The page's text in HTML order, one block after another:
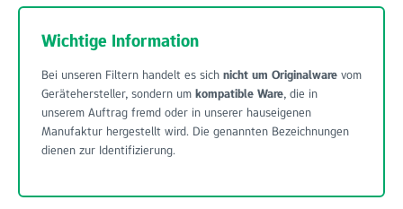
Wichtige Information
Bei unseren Filtern handelt es sich nicht um Originalware vom
Gerätehersteller, sondern um kompatible Ware, die in
unserem Auftrag fremd oder in unserer hauseigenen
Manufaktur hergestellt wird. Die genannten Bezeichnungen
dienen zur Identifizierung.